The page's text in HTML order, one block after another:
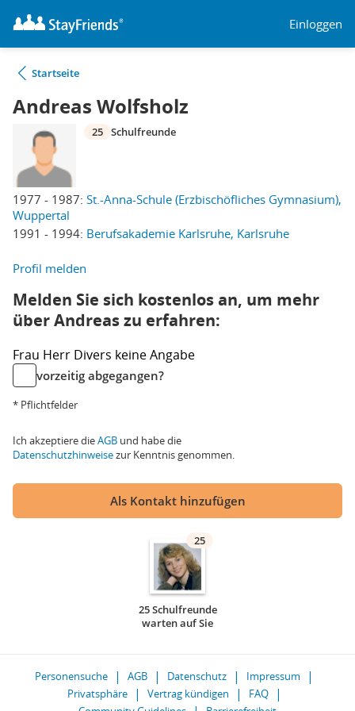
Einloggen
Startseite
Andreas Wolfsholz
1977 - 1987: St.-Anna-Schule (Erzbischöfliches Gymnasium),
Wuppertal
1991 - 1994: Berufsakademie Karlsruhe, Karlsruhe
25 Schulfreunde
Profil melden
Melden Sie sich kostenlos an, um mehr
über Andreas zu erfahren:
Frau Herr Divers keine Angabe
vorzeitig abgegangen?
* Pflichtfelder
Ich akzeptiere dieAGB und habe die
Datenschutzhinweisezur Kenntnis genommen.
Als Kontakt hinzufügen
25
25 Schulfreunde
warten auf Sie
Personensuche AGB Datenschutz
Impressum
Privatsphäre
Vertrag kündigen
FAQ